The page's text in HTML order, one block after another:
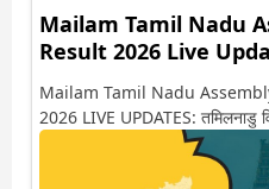
Mailam Tamil Nadu
Result 2026 Live
Mailam Tamil Nadu
2026 LIVE UPDATES: तमिलनाडु
अगले कुछ ही देर में शुरू होने वाली है.
पीछे से लेकर किस तरफ जा रहें है